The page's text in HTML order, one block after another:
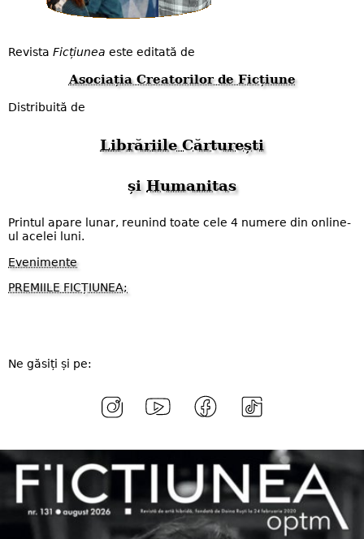
Revista Ficțiunea este editată de
Asociația Creatorilor de Ficțiune
Distribuită de
Librăriile Cărturești
șiHumanitas
Printul apare lunar, reunind toate cele 4 numere din online-
ul acelei luni.
Evenimente
PREMIILE FICȚIUNEA;
Ne găsiți și pe: